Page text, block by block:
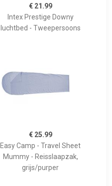
€ 21.99
Intex Prestige Downy
luchtbed - Tweepersoons
€ 25.99
Easy Camp - Travel Sheet
Mummy - Reisslaapzak,
grijs/purper